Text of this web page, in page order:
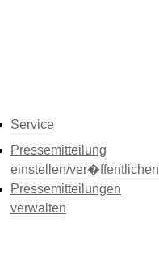
Service
Pressemitteilung
einstellen/ver�ffentlichen
Pressemitteilungen
verwalten